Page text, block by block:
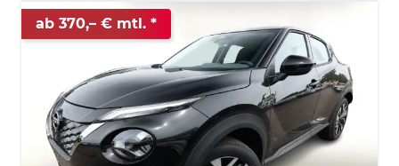
ab 370,– € mtl.